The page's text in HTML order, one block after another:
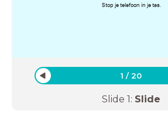
Stop je telefoon in je tas.
1 /20
Slide 1: Slide